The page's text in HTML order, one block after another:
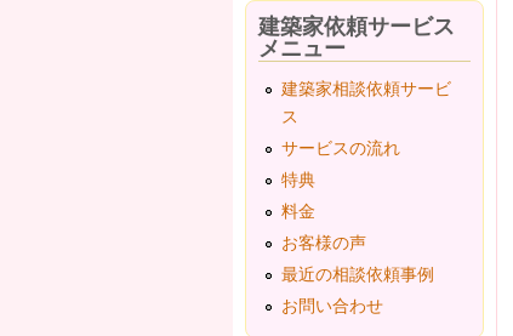
建築家依頼サービス
メニュー
建築家相談依頼サービ
ス
サービスの流れ
特典
料金
お客様の声
最近の相談依頼事例
お問い合わせ